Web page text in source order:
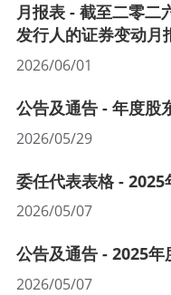
月报表 - 截至二零二
发行人的证券变动月
2026/06/01
公告及通告 - 年度股
2026/05/29
委任代表表格 -
2026/05/07
公告及通告 - 2025年
2026/05/07